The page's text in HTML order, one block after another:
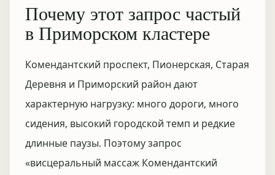
Почему этот запрос частый
в Приморском кластере
Комендантский проспект, Пионерская, Старая
Деревня и Приморский район дают
характерную нагрузку: много дороги, много
сидения, высокий городской темп и редкие
длинные паузы. Поэтому запрос
«висцеральный массаж Комендантский